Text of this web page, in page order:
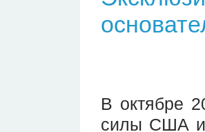
В октябре
силы США